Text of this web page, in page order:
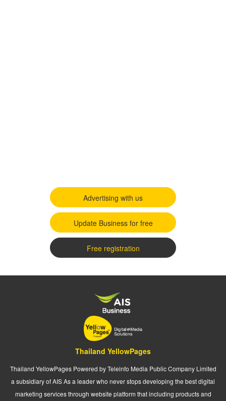
Advertising with us
Update Business for free
Free registration
Thailand YellowPages
Thailand YellowPages Powered by Teleinfo Media Public Company Limited
a subsidiary of AIS As a leader who never stops developing the best digital
marketing services through website platform that including products and